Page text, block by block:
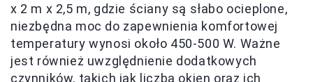
x 2 m x 2,5 m, gdzie ściany są słabo ocieplone,
niezbędna moc do zapewnienia komfortowej
temperatury wynosi około 450-500 W. Ważne
jest również uwzględnienie dodatkowych
czynników, takich jak liczba okien oraz ich